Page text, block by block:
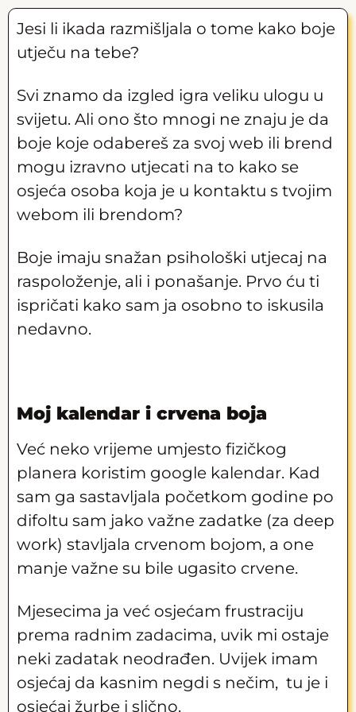
Jesi li ikada razmišljala o tome kako boje
utječu na tebe?
Svi znamo da izgled igra veliku ulogu u
svijetu. Ali ono što mnogi ne znaju je da
boje koje odabereš za svoj web ili brend
mogu izravno utjecati na to kako se
osjeća osoba koja je u kontaktu s tvojim
webom ili brendom?
Boje imaju snažan psihološki utjecaj na
raspoloženje, ali i ponašanje. Prvo ću ti
ispričati kako sam ja osobno to iskusila
nedavno.
Moj kalendar i crvena boja
Već neko vrijeme umjesto fizičkog
planera koristim google kalendar. Kad
sam ga sastavljala početkom godine po
difoltu sam jako važne zadatke (za deep
work) stavljala crvenom bojom, a one
manje važne su bile ugasito crvene.
Mjesecima ja već osjećam frustraciju
prema radnim zadacima, uvik mi ostaje
neki zadatak neodrađen. Uvijek imam
osjećaj da kasnim negdi s nečim, tu je i
osjećaj žurbe i slično.